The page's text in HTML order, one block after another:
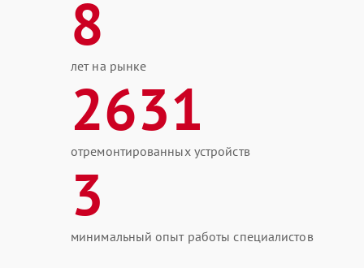
8
лет на рынке
2631
отремонтированных устройств
3
минимальный опыт работы специалистов